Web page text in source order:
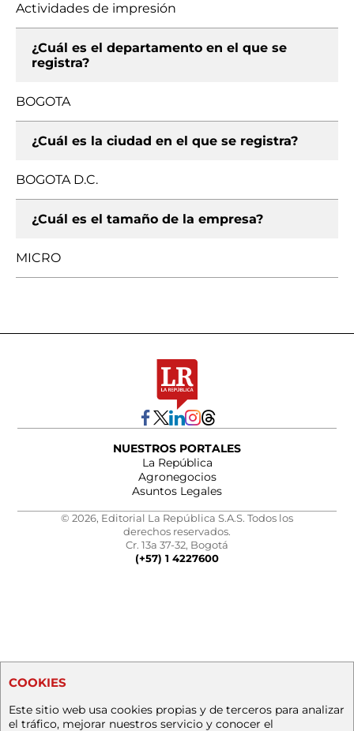
Actividades de impresión
¿Cuál es el departamento en el que se
registra?
BOGOTA
¿Cuál es la ciudad en el que se registra?
BOGOTA D.C.
¿Cuál es el tamaño de la empresa?
MICRO
NUESTROS PORTALES
La República
Agronegocios
Asuntos Legales
© 2026, Editorial La República S.A.S. Todos los
derechos reservados.
Cr. 13a 37-32, Bogotá
(+57) 1 4227600
COOKIES
Este sitio web usa cookies propias y de terceros para analizar
el tráfico, mejorar nuestros servicio y conocer el